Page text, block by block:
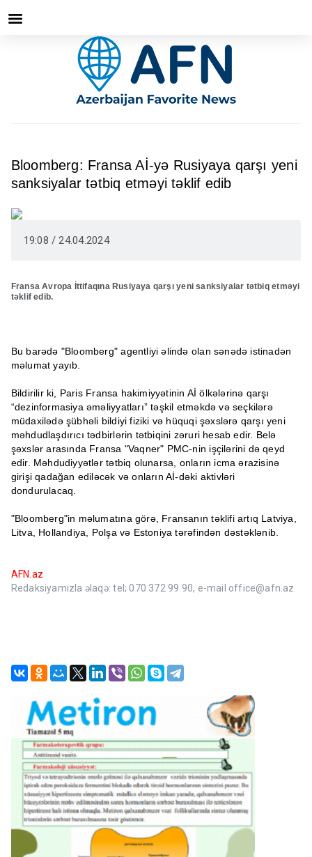
Bloomberg: Fransa Aİ-yə Rusiyaya qarşı yeni
sanksiyalar tətbiq etməyi təklif edib
19:08 / 24.04.2024
Fransa Avropa İttifaqına Rusiyaya qarşı yeni sanksiyalar tətbiq etməyi
təklif edib.
Bu barədə "Bloomberg" agentliyi əlində olan sənədə istinadən
məlumat yayıb.
Bildirilir ki, Paris Fransa hakimiyyətinin Aİ ölkələrinə qarşı
“dezinformasiya əməliyyatları” təşkil etməkdə və seçkilərə
müdaxilədə şübhəli bildiyi fiziki və hüquqi şəxslərə qarşı yeni
məhdudlaşdırıcı tədbirlərin tətbiqini zəruri hesab edir. Belə
şəxslər arasında Fransa "Vaqner" PMC-nin işçilərini də qeyd
edir. Məhdudiyyətlər tətbiq olunarsa, onların icma ərazisinə
girişi qadağan ediləcək və onların Aİ-dəki aktivləri
dondurulacaq.
"Bloomberg"in məlumatına görə, Fransanın təklifi artıq Latviya,
Litva, Hollandiya, Polşa və Estoniya tərəfindən dəstəklənib.
AFN.az
Redaksiyamızla əlaqə: tel; 070 372 99 90, e-mail office@afn.az